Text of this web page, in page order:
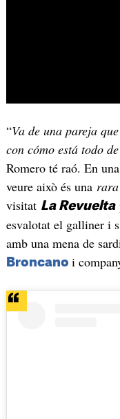
“Va de una pareja
con cómo está todo
Romero té raó. En
veure això és una
visitat La Revuelta
esvalotat el galliner i
amb una mena de
Broncano i